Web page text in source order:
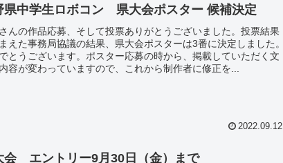
県中学生ロボコン 県大会ポスター 候補決定
んの作品応募、そして投票ありがとうございました。投票結果
えた事務局協議の結果、県大会ポスターは3番に決定しました。
とうございます。ポスター応募の時から、掲載していただく文
容が変わっていますので、これから制作者に修正を...
2022.09.12
会 エントリー9月30日（金）まで